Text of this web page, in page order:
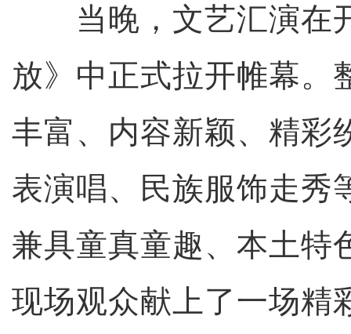
当晚，文艺汇演在
放》中正式拉开帷幕。
丰富、内容新颖、精彩
表演唱、民族服饰走秀
兼具童真童趣、本土特
现场观众献上了一场精